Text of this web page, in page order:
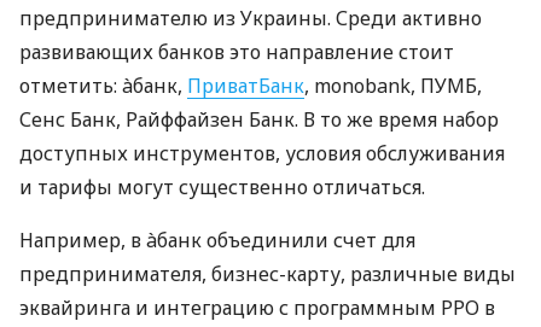
предпринимателю из Украины. Среди активно
развивающих банков это направление стоит
отметить: àбанк, ПриватБанк, monobank, ПУМБ,
Сенс Банк, Райффайзен Банк. В то же время набор
доступных инструментов, условия обслуживания
и тарифы могут существенно отличаться.
Например, в àбанк объединили счет для
предпринимателя, бизнес-карту, различные виды
эквайринга и интеграцию с программным РРО в